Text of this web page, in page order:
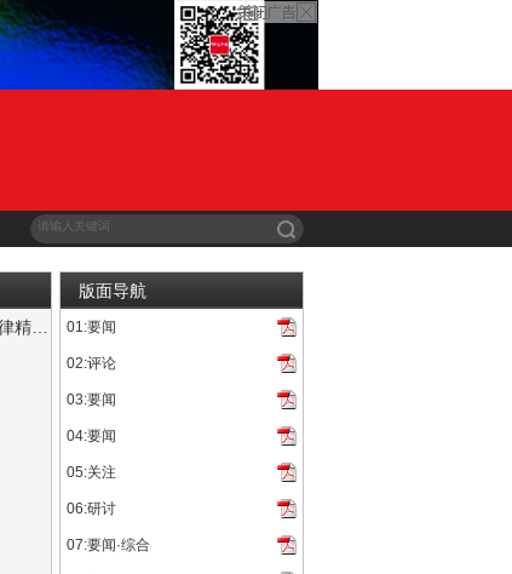
以真实影像致敬隐蔽战线英烈 多维优化铸就主旋律精品影片
材的电影《无悔英雄》剧本研讨会在北京福建大厦举行。会议...
版面导航
01:要闻
02:评论
03:要闻
04:要闻
05:关注
06:研讨
07:要闻·综合